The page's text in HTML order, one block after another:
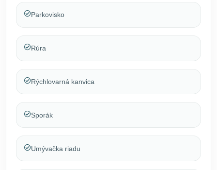
Parkovisko
Rúra
Rýchlovarná kanvica
Sporák
Umývačka riadu